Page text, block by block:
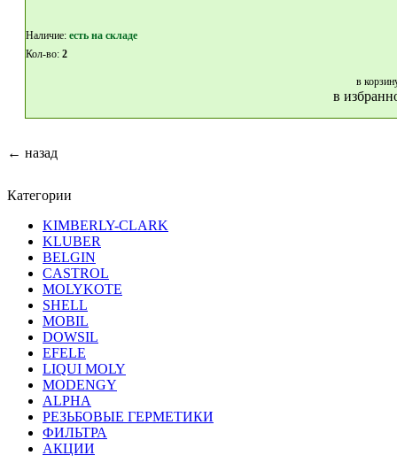
Наличие: eсть на складе
Кол-во: 2
в
в
← назад
Категории
KIMBERLY-CLARK
KLUBER
BELGIN
CASTROL
MOLYKOTE
SHELL
MOBIL
DOWSIL
EFELE
LIQUI MOLY
MODENGY
ALPHA
РЕЗЬБОВЫЕ ГЕРМЕТИКИ
ФИЛЬТРА
АКЦИИ